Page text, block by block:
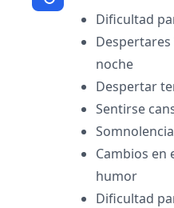
Dificultad
noche
Despertar
Sentirse
Cambios en
humor
Dificultad